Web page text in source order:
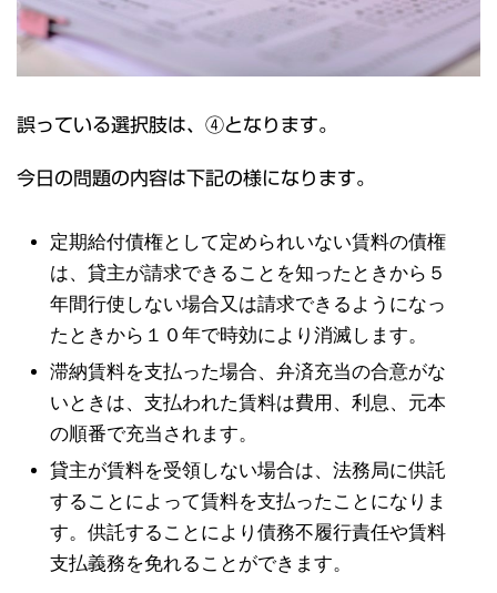
誤っている選択肢は、④となります。
今日の問題の内容は下記の様になります。
定期給付債権として定められいない賃料の債権
は、貸主が請求できることを知ったときから５
年間行使しない場合又は請求できるようになっ
たときから１０年で時効により消滅します。
滞納賃料を支払った場合、弁済充当の合意がな
いときは、支払われた賃料は費用、利息、元本
の順番で充当されます。
貸主が賃料を受領しない場合は、法務局に供託
することによって賃料を支払ったことになりま
す。供託することにより債務不履行責任や賃料
支払義務を免れることができます。